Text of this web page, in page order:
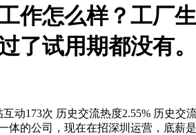
作怎么样？工厂
了试用期都没有
互动173次 历史交流热度2.55% 历史交
体的公司，现在在招深圳运营，底